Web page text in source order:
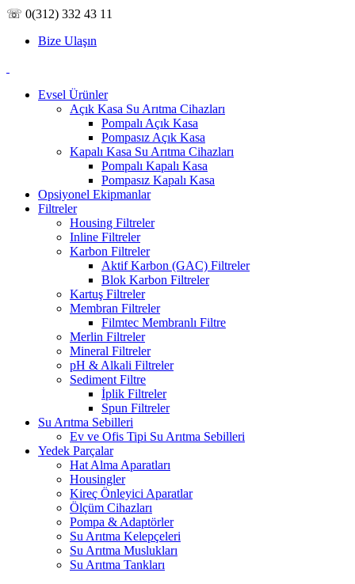
☏ 0(312) 332 43 11
Bize Ulaşın
Evsel Ürünler
Açık Kasa Su Arıtma Cihazları
Pompalı Açık Kasa
Pompasız Açık Kasa
Kapalı Kasa Su Arıtma Cihazları
Pompalı Kapalı Kasa
Pompasız Kapalı Kasa
Opsiyonel Ekipmanlar
Filtreler
Housing Filtreler
Inline Filtreler
Karbon Filtreler
Aktif Karbon (GAC) Filtreler
Blok Karbon Filtreler
Kartuş Filtreler
Membran Filtreler
Filmtec Membranlı Filtre
Merlin Filtreler
Mineral Filtreler
pH & Alkali Filtreler
Sediment Filtre
İplik Filtreler
Spun Filtreler
Su Arıtma Sebilleri
Ev ve Ofis Tipi Su Arıtma Sebilleri
Yedek Parçalar
Hat Alma Aparatları
Housingler
Kireç Önleyici Aparatlar
Ölçüm Cihazları
Pompa & Adaptörler
Su Arıtma Kelepçeleri
Su Arıtma Muslukları
Su Arıtma Tankları